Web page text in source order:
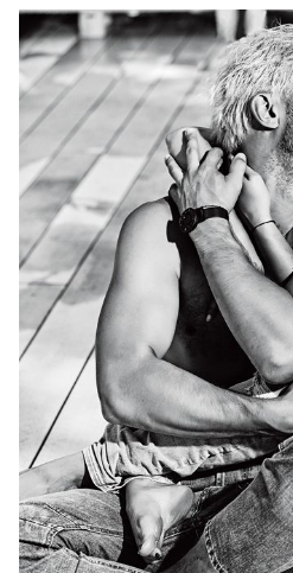
– Сережа, расскажите о
интересно.